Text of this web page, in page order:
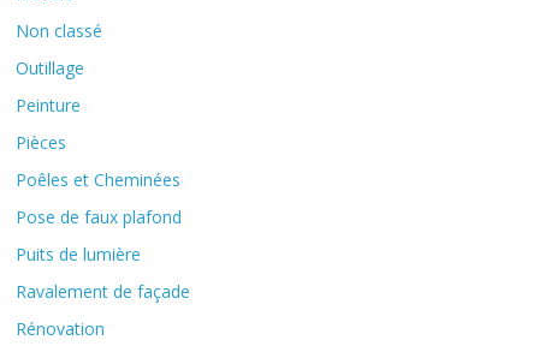
Non classé
Outillage
Peinture
Pièces
Poêles et Cheminées
Pose de faux plafond
Puits de lumière
Ravalement de façade
Rénovation